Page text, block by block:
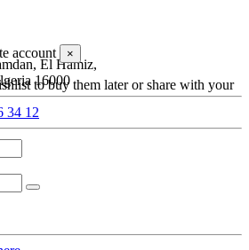
El Hamiz,
16000
34 12
account ×
to buy them later or share with your